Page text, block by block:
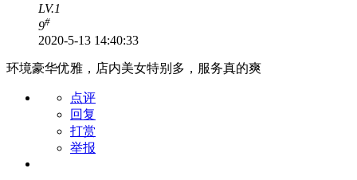
LV.1
9#
2020-5-13 14:40:33
环境豪华优雅，店内美女特别多，服务真的爽
点评
回复
打赏
举报